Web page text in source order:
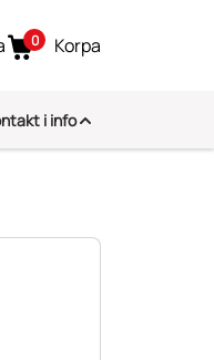
0 Korpa
i info